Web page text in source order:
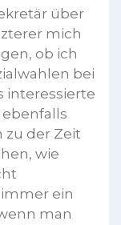
über
mich
ob ich
bei
interessierte
zu der Zeit
wie
ein
man